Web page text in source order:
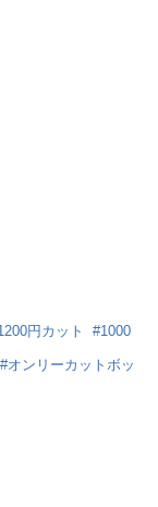
円カット #1000
#オンリーカットボッ